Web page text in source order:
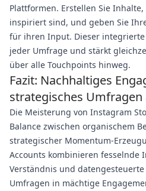
Plattformen. Erstellen Sie
inspiriert sind, und geben Sie
für ihren Input. Dieser
jeder Umfrage und stärkt
über alle Touchpoints hinweg.
Fazit: Nachhaltiges
strategisches Umfragen
Die Meisterung von Instagram
Balance zwischen organischem
strategischer Momentum-
Accounts kombinieren fesselnde
Verständnis und
Umfragen in mächtige